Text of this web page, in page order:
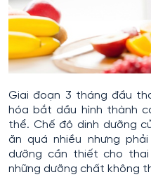
Giai đoạn 3 tháng đầu
hóa bắt dầu hình thành
thể. Chế độ dinh dưỡng
ăn quá nhiều nhưng
dưỡng cần thiết cho
những dưỡng chất không